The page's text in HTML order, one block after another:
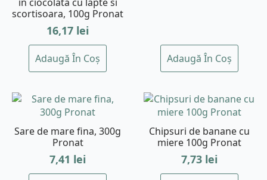
scortisoara, 100g Pronat
16,17 lei
Adaugă În Coș Adaugă În Coș
Sare de mare fina, 300g
Pronat
7,41 lei
Chipsuri de banane cu
miere 100g Pronat
7,73 lei